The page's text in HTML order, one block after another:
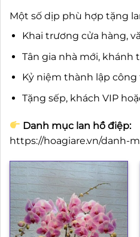
Một số dịp phù hợp tặng
Khai trương cửa hàng,
Tân gia nhà mới, khánh
Kỷ niệm thành lập công
Tặng sếp, khách VIP
Danh mục lan hồ điệp:
https://hoagiare.vn/danh-